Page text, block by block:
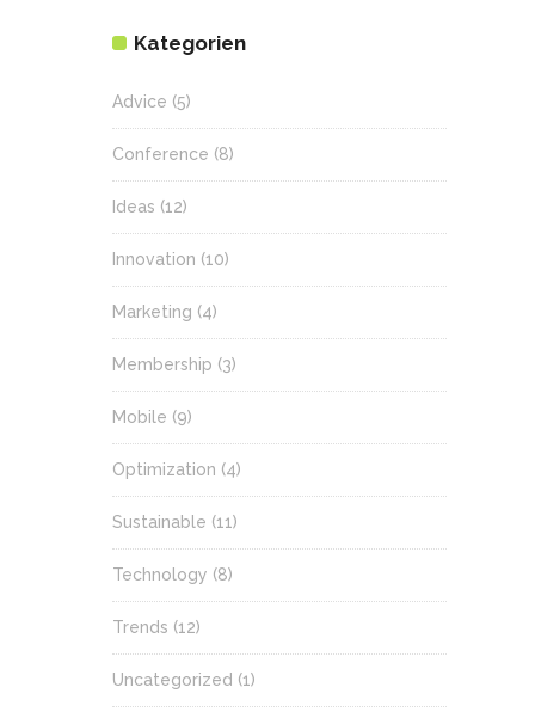
Kategorien
Advice (5)
Conference (8)
Ideas (12)
Innovation (10)
Marketing (4)
Membership (3)
Mobile (9)
Optimization (4)
Sustainable (11)
Technology (8)
Trends (12)
Uncategorized (1)